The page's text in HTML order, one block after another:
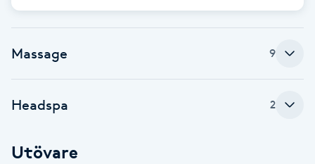
Extensions
Extensions borttagning
F
Massage 9
Headspa 2
Utövare